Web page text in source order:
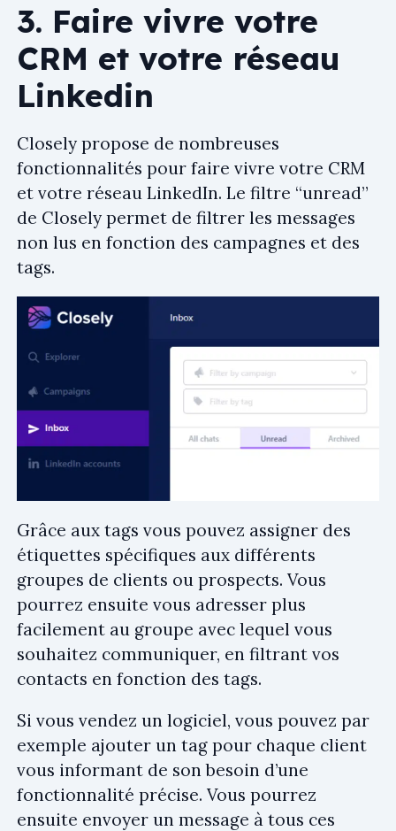
3. Faire vivre votre
CRM et votre réseau
Linkedin
Closely propose de nombreuses
fonctionnalités pour faire vivre votre CRM
et votre réseau LinkedIn. Le filtre “unread”
de Closely permet de filtrer les messages
non lus en fonction des campagnes et des
tags.
Grâce aux tags vous pouvez assigner des
étiquettes spécifiques aux différents
groupes de clients ou prospects. Vous
pourrez ensuite vous adresser plus
facilement au groupe avec lequel vous
souhaitez communiquer, en filtrant vos
contacts en fonction des tags.
Si vous vendez un logiciel, vous pouvez par
exemple ajouter un tag pour chaque client
vous informant de son besoin d’une
fonctionnalité précise. Vous pourrez
ensuite envoyer un message à tous ces